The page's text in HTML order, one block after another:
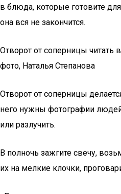
в блюда, которые готовите
она вся не закончится.
Отворот от соперницы читать
фото, Наталья Степанова
Отворот от соперницы
него нужны фотографии
или разлучить.
В полночь зажгите свечу,
их на мелкие клочки,